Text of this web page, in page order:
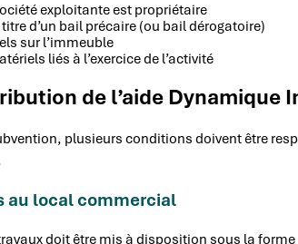
exploitante est propriétaire
d’un bail précaire (ou bail dérogatoire)
sur l’immeuble
liés à l’exercice de l’activité
de l’aide Dynamique
plusieurs conditions doivent être
au local commercial
doit être mis à disposition sous la